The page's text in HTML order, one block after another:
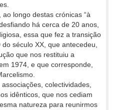
longo destas crónicas “à
há cerca de 20 anos,
essa que fez a transição
século XX, que antecedeu,
que nos restituiu a
1974, e que corresponde,
colectividades,
idênticos, que nos cediam
natureza para reunirmos